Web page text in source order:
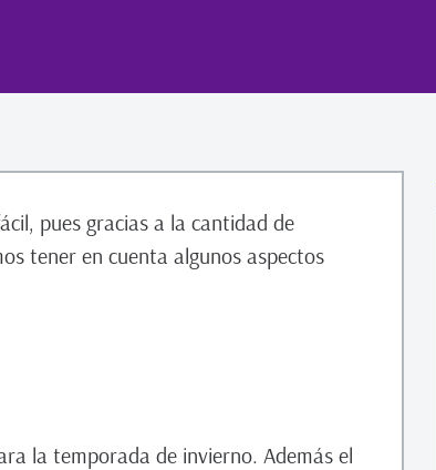
pues gracias a la cantidad de
tener en cuenta algunos aspectos
la temporada de invierno. Además el